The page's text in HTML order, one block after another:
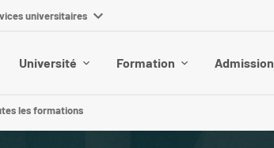
universitaires
Université Formation Admission
les formations